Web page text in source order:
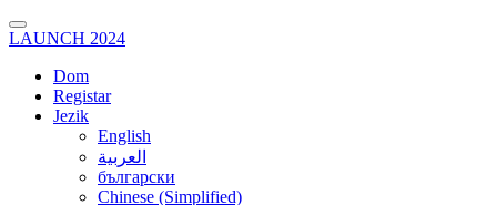
LAUNCH 2024
Dom
Registar
Jezik
English
العربية
български
Chinese (Simplified)